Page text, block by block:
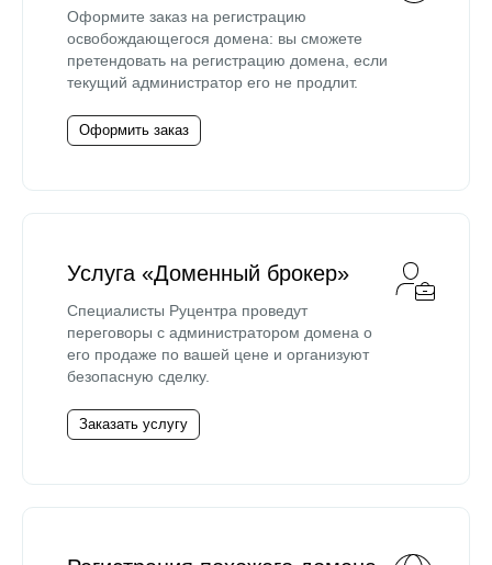
Оформите заказ на регистрацию
освобождающегося домена: вы сможете
претендовать на регистрацию домена, если
текущий администратор его не продлит.
Оформить заказ
Услуга «Доменный брокер»
Специалисты Руцентра проведут
переговоры с администратором домена о
его продаже по вашей цене и организуют
безопасную сделку.
Заказать услугу